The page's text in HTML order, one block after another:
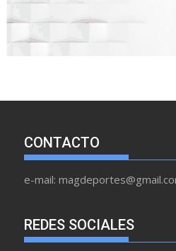
CONTACTO
e-mail:
REDES SOCIALES